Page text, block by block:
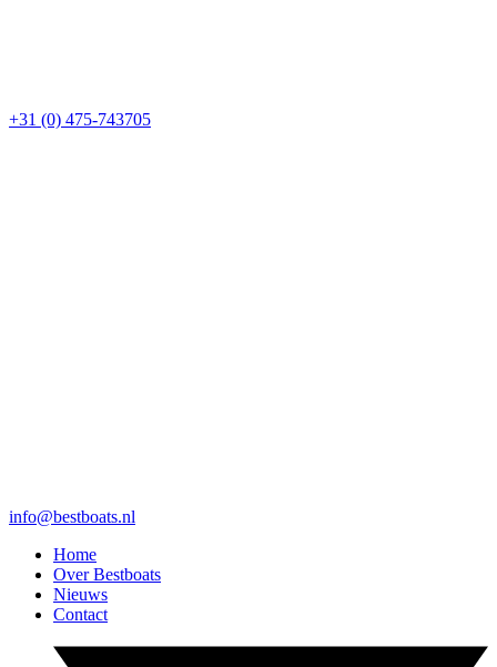
+31 (0) 475-743705
info@bestboats.nl
Home
Over Bestboats
Nieuws
Contact